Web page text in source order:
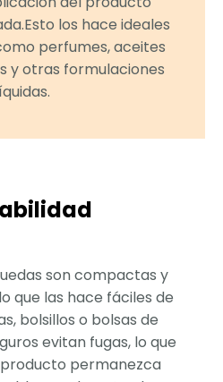
libres de polvo
de control de
los hace ideales
perfumes, aceites
y otras formulaciones
son compactas y
que las hace fáciles de
bolsillos o bolsas de
evitan fugas, lo que
permanezca